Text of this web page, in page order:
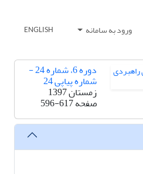
ورود به سامانه ENGLISH
دوره 6، شماره 24 -
شماره پیاپی 24
زمستان 1397
صفحه596-617